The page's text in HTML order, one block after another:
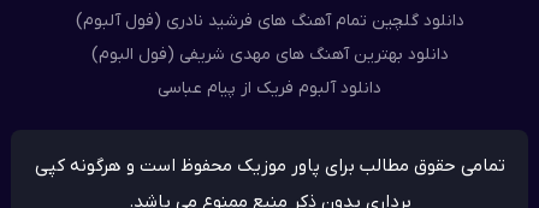
دانلود گلچین تمام آهنگ های فرشید نادری (فول آلبوم)
دانلود بهترین آهنگ های مهدی شریفی (فول البوم)
دانلود آلبوم فریک از پیام عباسی
تمامی حقوق مطالب برای پاور موزیک محفوظ است و هرگونه کپی
برداری بدون ذکر منبع ممنوع می باشد.